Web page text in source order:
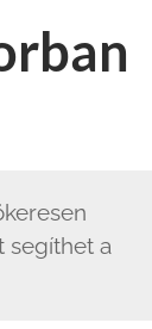
segíthet a